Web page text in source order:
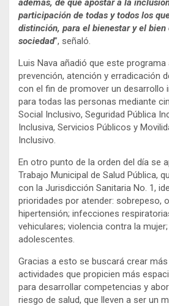
además, de que apostar a la
participación de todas y todos los
distinción, para el bienestar y el bien
sociedad”, señaló.
Luis Nava añadió que este programa
prevención, atención y erradicación
con el fin de promover un desarrollo
para todas las personas mediante
Social Inclusivo, Seguridad Pública
Inclusiva, Servicios Públicos y
Inclusivo.
En otro punto de la orden del día se
Trabajo Municipal de Salud Pública,
con la Jurisdicción Sanitaria No. 1,
prioridades por atender: sobrepeso,
hipertensión; infecciones
vehiculares; violencia contra la
adolescentes.
Gracias a esto se buscará crear
actividades que propicien más
para desarrollar competencias y
riesgo de salud, que lleven a ser un